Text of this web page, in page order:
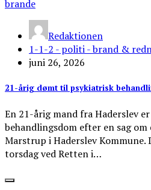
Redaktionen
1-1-2 - politi - brand &
juni 26, 2026
21-årig dømt til psykiatrisk
En 21-årig mand fra Haderslev
behandlingsdom efter en sag
Marstrup i Haderslev Kommune.
torsdag ved Retten i…